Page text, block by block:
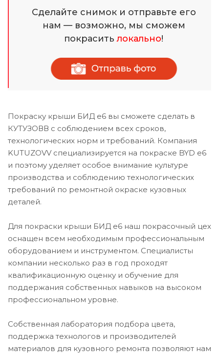
Сделайте снимок и отправьте его
нам — возможно, мы сможем
покраситьлокально!
Покраску крыши БИД е6 вы сможете сделать в
КУТУЗОВВ с соблюдением всех сроков,
технологических норм и требований. Компания
KUTUZOVV специализируется на покраске BYD e6
и поэтому уделяет особое внимание культуре
производства и соблюдению технологических
требований по ремонтной окраске кузовных
деталей.
Для покраски крыши БИД е6 наш покрасочный цех
оснащен всем необходимым профессиональным
оборудованием и инструментом. Специалисты
компании несколько раз в год проходят
квалификационную оценку и обучение для
поддержания собственных навыков на высоком
профессиональном уровне.
Собственная лаборатория подбора цвета,
поддержка технологов и производителей
материалов для кузовного ремонта позволяют нам